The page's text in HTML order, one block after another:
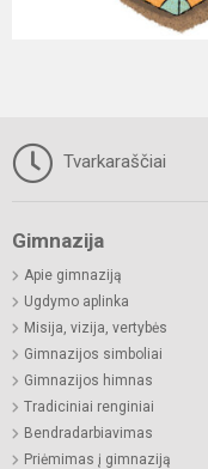
Tvarkaraščiai
Gimnazija
Apie gimnaziją
Ugdymo aplinka
Misija, vizija, vertybės
Gimnazijos simboliai
Gimnazijos himnas
Tradiciniai renginiai
Bendradarbiavimas
Priėmimas į gimnaziją